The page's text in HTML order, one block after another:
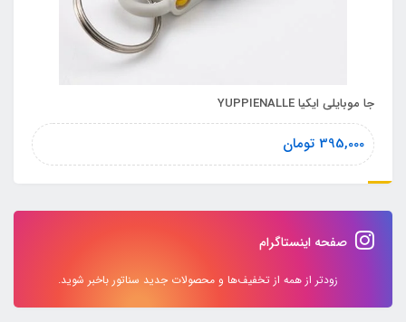
جا موبایلی ایکیا YUPPIENALLE
395,000 تومان
صفحه اینستاگرام
زودتر از همه از تخفیف‌ها و محصولات جدید سناتور باخبر شوید.